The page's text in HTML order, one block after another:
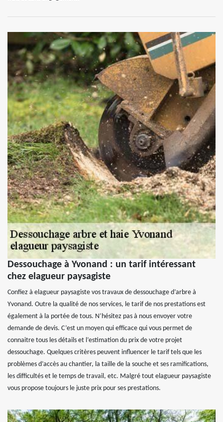
Dessouchage à Yvonand : un tarif intéressant
chez elagueur paysagiste
Confiez à elagueur paysagiste vos travaux de dessouchage d’arbre à
Yvonand. Outre la qualité de nos services, le tarif de nos prestations est
également à la portée de tous. N’hésitez pas à nous envoyer votre
demande de devis. C’est un moyen qui efficace qui vous permet de
connaitre tous les détails et l’estimation du prix de votre projet
dessouchage. Quelques critères peuvent influencer le tarif tels que les
problèmes d’accès au chantier, la taille de la souche et ses ramifications,
les difficultés et le temps de travail, etc. Malgré tout elagueur paysagiste
vous propose toujours le juste prix pour ses prestations.